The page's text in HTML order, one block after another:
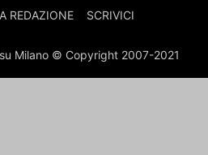
REDAZIONE SCRIVICI
Milano © Copyright 2007-2021